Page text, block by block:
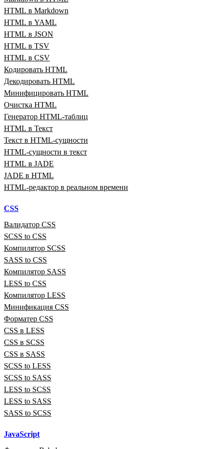
HTML в Markdown
HTML в YAML
HTML в JSON
HTML в TSV
HTML в CSV
Кодировать HTML
Декодировать HTML
Минифицировать HTML
Очистка HTML
Генератор HTML‑таблиц
HTML в Текст
Текст в HTML‑сущности
HTML‑сущности в текст
HTML в JADE
JADE в HTML
HTML‑редактор в реальном времени
CSS
Валидатор CSS
SCSS to CSS
Компилятор SCSS
SASS to CSS
Компилятор SASS
LESS to CSS
Компилятор LESS
Минификация CSS
Форматер CSS
CSS в LESS
CSS в SCSS
CSS в SASS
SCSS to LESS
SCSS to SASS
LESS to SCSS
LESS to SASS
SASS to SCSS
JavaScript